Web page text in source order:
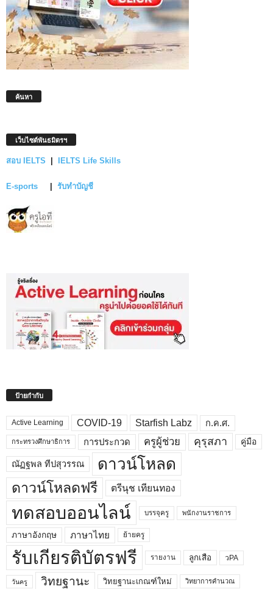
ค้นหา
เว็บไซต์พันธมิตรฯ
สอบ IELTS | IELTS Life Skills
E-sports | รับทำบัญชี
ป้ายกำกับ
Active Learning COVID-19 Starfish Labz ก.ค.ศ.
กระทรวงศึกษาธิการ การประกวด ครูผู้ช่วย คุรุสภา คู่มือ
ณัฏฐพล ทีปสุวรรณ ดาวน์โหลด
ดาวน์โหลดฟรี ตรีนุช เทียนทอง
ทดสอบออนไลน์ บรรจุครู พนักงานราชการ
ภาษาอังกฤษ ภาษาไทย ย้ายครู
รับเกียรติบัตรฟรี รายงาน ลูกเสือ วPA
วันครู วิทยฐานะ วิทยฐานะเกณฑ์ใหม่ วิทยาการคำนวณ